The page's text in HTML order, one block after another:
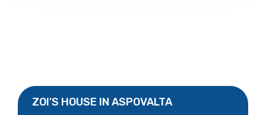
ZOI'S HOUSE IN ASPOVALTA